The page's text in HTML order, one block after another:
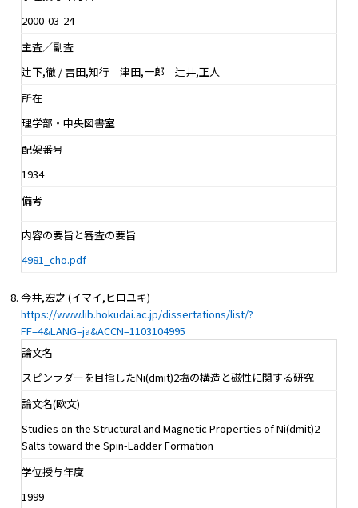
2000-03-24
主査／副査
辻下,徹 / 吉田,知行 津田,一郎 辻井,正人
所在
理学部・中央図書室
配架番号
1934
備考
内容の要旨と審査の要旨
4981_cho.pdf
今井,宏之 (イマイ,ヒロユキ)
https://www.lib.hokudai.ac.jp/dissertations/list/?
FF=4&LANG=ja&ACCN=1103104995
論文名
スピンラダーを目指したNi(dmit)2塩の構造と磁性に関する研究
論文名(欧文)
Studies on the Structural and Magnetic Properties of Ni(dmit)2
Salts toward the Spin-Ladder Formation
学位授与年度
1999